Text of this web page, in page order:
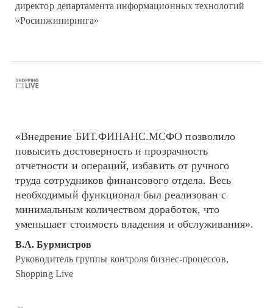
директор департамента информационных технологий
«Росинжиниринга»
«Внедрение БИТ.ФИНАНС.МСФО позволило
повысить достоверность и прозрачность
отчетности и операций, избавить от ручного
труда сотрудников финансового отдела. Весь
необходимый функционал был реализован с
минимальным количеством доработок, что
уменьшает стоимость владения и обслуживания».
В.А. Бурмистров
Руководитель группы контроля бизнес-процессов,
Shopping Live